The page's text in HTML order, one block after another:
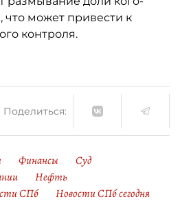
что может привести к
контроля.
Поделиться:
Финансы
Суд
Нефть
СПб Новости СПб сегодня